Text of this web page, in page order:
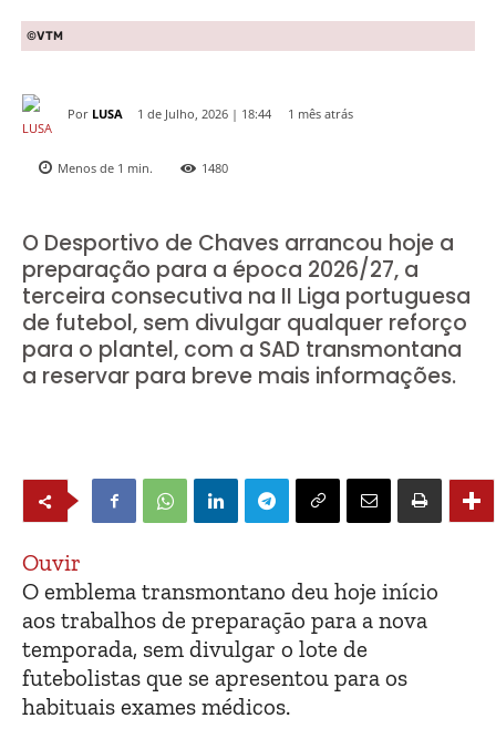
©VTM
Por LUSA 1 de Julho, 2026 | 18:44 1 mês atrás
Menos de 1 min. 1480
O Desportivo de Chaves arrancou hoje a
preparação para a época 2026/27, a
terceira consecutiva na II Liga portuguesa
de futebol, sem divulgar qualquer reforço
para o plantel, com a SAD transmontana
a reservar para breve mais informações.
Ouvir
O emblema transmontano deu hoje início
aos trabalhos de preparação para a nova
temporada, sem divulgar o lote de
futebolistas que se apresentou para os
habituais exames médicos.